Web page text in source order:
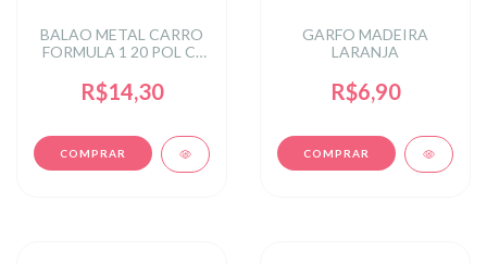
BALAO METAL CARRO
FORMULA 1 20 POL C/
R$14,30
GARFO MADEIRA
LARANJA
R$6,90